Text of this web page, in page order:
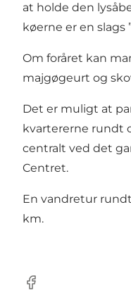
at holde den
køerne er en slags
Om foråret kan
majgøgeurt og
Det er muligt at
kvartererne rundt
centralt ved det
Centret.
En vandretur
km.
Facebook